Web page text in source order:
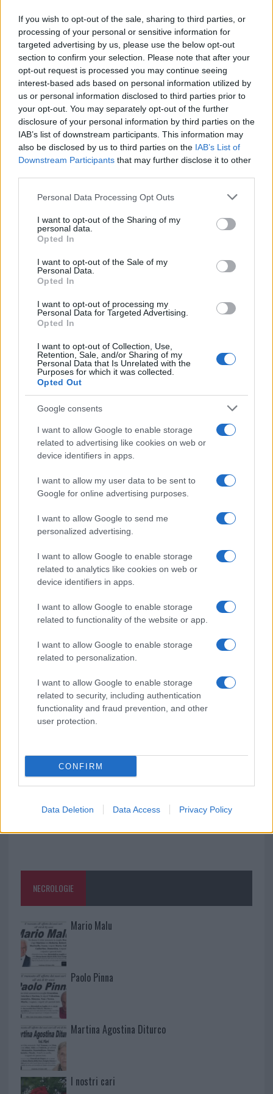
If you wish to opt-out of the sale, sharing to third parties, or
processing of your personal or sensitive information for
targeted advertising by us, please use the below opt-out
section to confirm your selection. Please note that after your
opt-out request is processed you may continue seeing
interest-based ads based on personal information utilized by
us or personal information disclosed to third parties prior to
your opt-out. You may separately opt-out of the further
disclosure of your personal information by third parties on the
IAB’s list of downstream participants. This information may
also be disclosed by us to third parties on the IAB’s List of
Downstream Participants that may further disclose it to other
Please note that this website/app uses one or more Google
not limited to your visit or usage behaviour. You may click to
grant or deny consent to Google and its third-party tags to
use your data for below specified purposes in below Google
consent section.
Personal Data Processing Opt Outs
I want to opt-out of the Sharing of my
personal data.
Opted In
I want to opt-out of the Sale of my
Personal Data.
Opted In
I want to opt-out of processing my
Personal Data for Targeted Advertising.
Opted In
I want to opt-out of Collection, Use,
Retention, Sale, and/or Sharing of my
Personal Data that Is Unrelated with the
Purposes for which it was collected.
Opted Out
Google consents
I want to allow Google to enable storage
related to advertising like cookies on web or
device identifiers in apps.
I want to allow my user data to be sent to
Google for online advertising purposes.
I want to allow Google to send me
personalized advertising.
I want to allow Google to enable storage
related to analytics like cookies on web or
device identifiers in apps.
I want to allow Google to enable storage
related to functionality of the website or app.
I want to allow Google to enable storage
related to personalization.
I want to allow Google to enable storage
related to security, including authentication
functionality and fraud prevention, and other
user protection.
CONFIRM
Data Deletion Data Access Privacy Policy
Notizie in tempo reale?
Entra nel canale telegram di
GalluraOggi.it
Ricevi le nostre ultime news
Condividi l'articolo
F
a
ce
b
o
o
k
T
w
it
te
r
Pi
n
te
re
st
W
at
s
A
p
p
S
a
re
Articolo precedente
Prossimo articolo
NOTIZIE RECENTI
Incidente sulla strada provinciale ad Arzachena,
Sangue, musica e solidarietà con Avis Olbia al
Meteo Olbia 9 agosto, temperature in calo
Salmo finisce in ospedale a Catania, ma il tour
va avanti: “Sicilia, ci sono”
Jovanotti, Gabry Ponte e Alfa: Olbia ombelico del
mondo per una notte
Giorgia Meloni a La Maddalena, la vicesindaco:
“Orgoglio e discrezione per visita privata̶…
Incendio nella notte a Olbia, a fuoco due furgoni
NECROLOGIE
Mario Malu
Paolo Pinna
Martina Agostina Diturco
I nostri cari